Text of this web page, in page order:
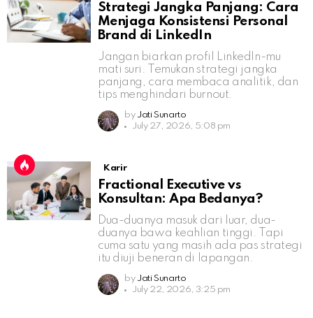
Strategi Jangka Panjang: Cara
Menjaga Konsistensi Personal
Brand di LinkedIn
Jangan biarkan profil LinkedIn-mu
mati suri. Temukan strategi jangka
panjang, cara membaca analitik, dan
tips menghindari burnout.
by Jati Sunarto
July 27, 2026, 5:08 pm
Karir
Fractional Executive vs
Konsultan: Apa Bedanya?
Dua-duanya masuk dari luar, dua-
duanya bawa keahlian tinggi. Tapi
cuma satu yang masih ada pas strategi
itu diuji beneran di lapangan.
by Jati Sunarto
July 22, 2026, 3:25 pm